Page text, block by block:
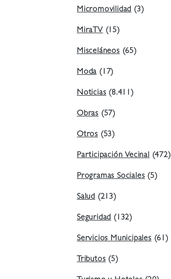
Micromovilidad(3)
MiraTV(15)
Misceláneos(65)
Moda(17)
Noticias(8.411)
Obras (57)
Otros (53)
Participación Vecinal(472)
Programas Sociales(5)
Salud (213)
Seguridad(132)
Servicios Municipales(61)
Tributos(5)